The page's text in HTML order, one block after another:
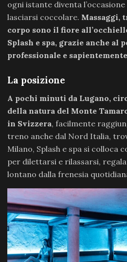
ogni istante diventa
lasciarsi coccolare. Massaggi,
corpo sono il fiore
Splash e spa, grazie anche al
professionale e
La posizione
A pochi minuti da Lugano,
della natura del Monte
in Svizzera, facilmente
treno anche dal Nord Italia,
Milano, Splash e spa si colloca
per dilettarsi e rilassarsi,
lontano dalla frenesia